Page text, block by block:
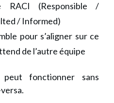
RACI (Responsible /
/ Informed)
pour s’aligner sur ce
de l’autre équipe
peut fonctionner sans